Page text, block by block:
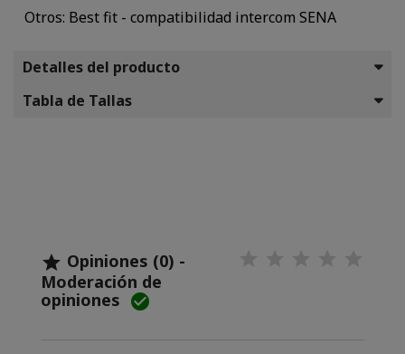
Otros: Best fit - compatibilidad intercom SENA
Detalles del producto
Tabla de Tallas
 Opiniones (0) -
Moderación de
opiniones 